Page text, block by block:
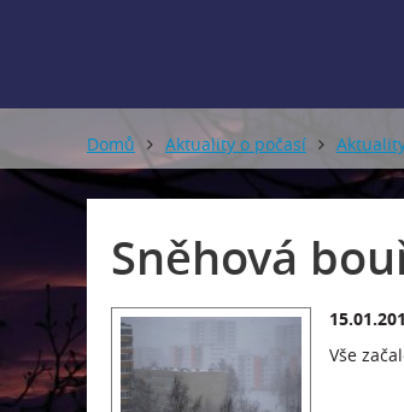
Domů Aktuality o počasí
Sněhová
Vše